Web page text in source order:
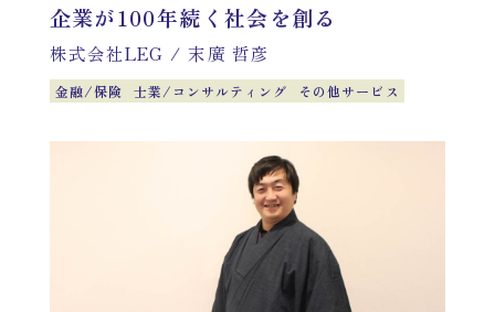
企業が100年続く社会を創る
株式会社LEG / 末廣 哲彦
金融/保険 士業/コンサルティング その他サービス